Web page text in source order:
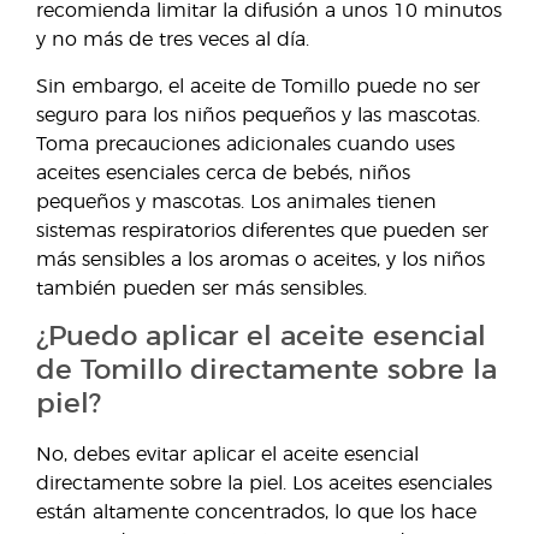
recomienda limitar la difusión a unos 10 minutos
y no más de tres veces al día.
Sin embargo, el aceite de Tomillo puede no ser
seguro para los niños pequeños y las mascotas.
Toma precauciones adicionales cuando uses
aceites esenciales cerca de bebés, niños
pequeños y mascotas. Los animales tienen
sistemas respiratorios diferentes que pueden ser
más sensibles a los aromas o aceites, y los niños
también pueden ser más sensibles.
¿Puedo aplicar el aceite esencial
de Tomillo directamente sobre la
piel?
No, debes evitar aplicar el aceite esencial
directamente sobre la piel. Los aceites esenciales
están altamente concentrados, lo que los hace